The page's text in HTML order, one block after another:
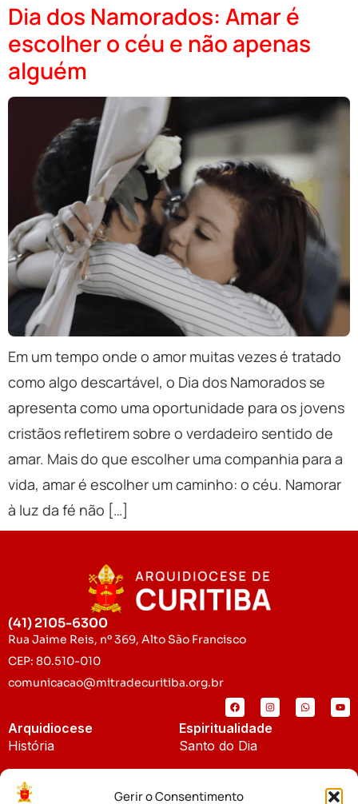
Gerir o Consentimento
Dia dos Namorados: Amar é
escolher o céu e não apenas
alguém
Em um tempo onde o amor muitas vezes é tratado
como algo descartável, o Dia dos Namorados se
apresenta como uma oportunidade para os jovens
cristãos refletirem sobre o verdadeiro sentido de
amar. Mais do que escolher uma companhia para a
vida, amar é escolher um caminho: o céu. Namorar
à luz da fé não […]
(41) 2105-6300
Rua Jaime Reis, nº 369, Alto São Francisco
CEP: 80.510-010
comunicacao@mitradecuritiba.org.br
Arquidiocese
História
Padroeira
Espiritualidade
Santo do Dia